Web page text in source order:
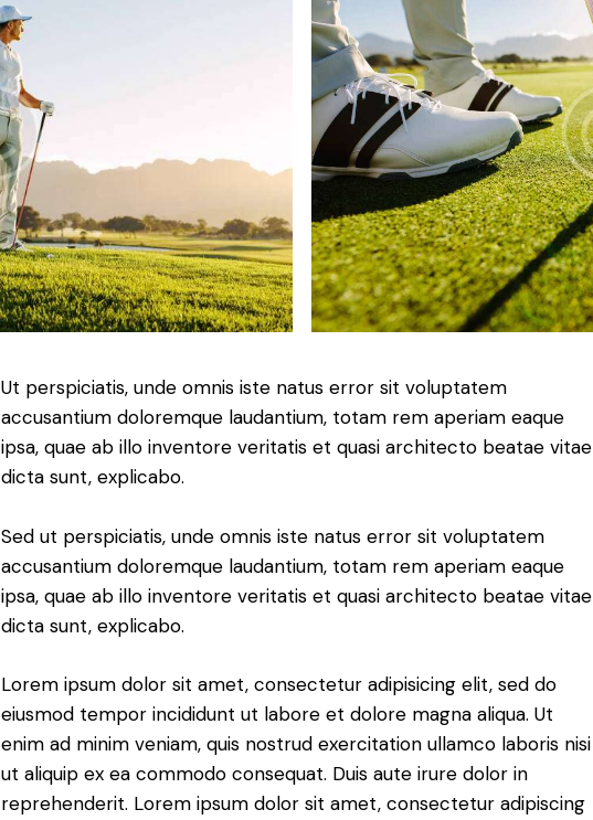
Ut perspiciatis, unde omnis iste natus error sit voluptatem
accusantium doloremque laudantium, totam rem aperiam eaque
ipsa, quae ab illo inventore veritatis et quasi architecto beatae vitae
dicta sunt, explicabo.
Sed ut perspiciatis, unde omnis iste natus error sit voluptatem
accusantium doloremque laudantium, totam rem aperiam eaque
ipsa, quae ab illo inventore veritatis et quasi architecto beatae vitae
dicta sunt, explicabo.
Lorem ipsum dolor sit amet, consectetur adipisicing elit, sed do
eiusmod tempor incididunt ut labore et dolore magna aliqua. Ut
enim ad minim veniam, quis nostrud exercitation ullamco laboris nisi
ut aliquip ex ea commodo consequat. Duis aute irure dolor in
reprehenderit. Lorem ipsum dolor sit amet, consectetur adipiscing